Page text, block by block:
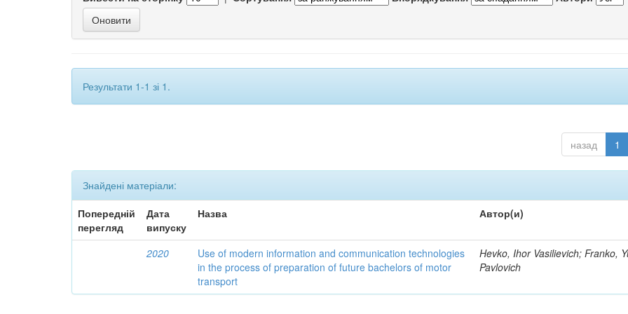
Результати 1-1 зі 1.
назад 1
Знайдені матеріали:
Попередній
перегляд
Дата
випуску
Назва Автор(и)
2020
Use of modern information and communication technologies
in the process of preparation of future bachelors of motor
transport
Hevko, Ihor Vasilievich; Franko,
Pavlovich